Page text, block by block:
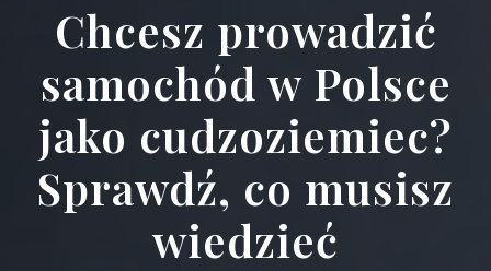
Chcesz prowadzić
samochód w Polsce
jako cudzoziemiec?
Sprawdź, co musisz
wiedzieć